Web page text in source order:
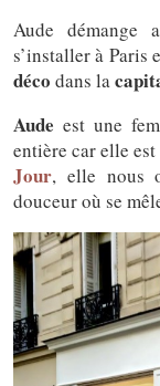
Aude
s’installer à Paris
déco dans la
Aude est une
entière car elle
Jour, elle nous
douceur où se